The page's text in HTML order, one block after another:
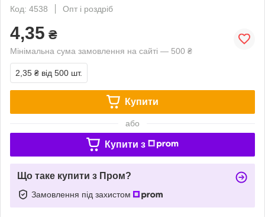
Код: 4538
Опт і роздріб
4,35 ₴
Мінімальна сума замовлення на сайті — 500 ₴
2,35 ₴ від 500 шт.
Купити
або
Купити з
Що таке купити з Пром?
Замовлення під захистом